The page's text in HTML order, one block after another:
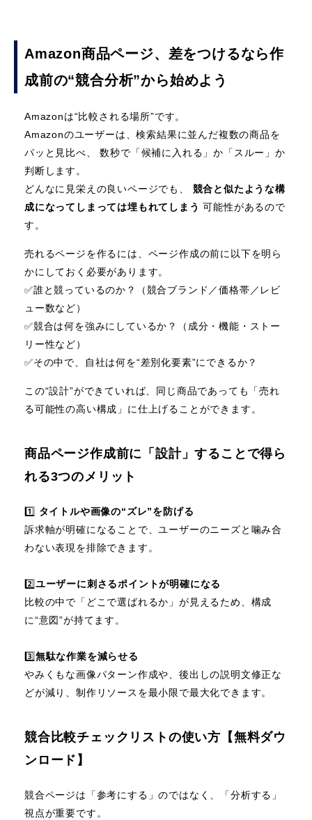
Amazon商品ページ、差をつけるなら作
成前の“競合分析”から始めよう
Amazonは“比較される場所”です。
Amazonのユーザーは、検索結果に並んだ複数の商品を
パッと見比べ、 数秒で「候補に入れる」か「スルー」か
判断します。
どんなに見栄えの良いページでも、 競合と似たような構
成になってしまっては埋もれてしまう 可能性があるので
す。
売れるページを作るには、ページ作成の前に以下を明ら
かにしておく必要があります。
✅️誰と競っているのか？（競合ブランド／価格帯／レビ
ュー数など）
✅️競合は何を強みにしているか？（成分・機能・ストー
リー性など）
✅️その中で、自社は何を“差別化要素”にできるか？
この“設計”ができていれば、同じ商品であっても「売れ
る可能性の高い構成」に仕上げることができます。
商品ページ作成前に「設計」することで得ら
れる3つのメリット
1️⃣ タイトルや画像の“ズレ”を防げる
訴求軸が明確になることで、ユーザーのニーズと噛み合
わない表現を排除できます。
2️⃣ユーザーに刺さるポイントが明確になる
比較の中で「どこで選ばれるか」が見えるため、構成
に“意図”が持てます。
3️⃣無駄な作業を減らせる
やみくもな画像パターン作成や、後出しの説明文修正な
どが減り、制作リソースを最小限で最大化できます。
競合比較チェックリストの使い方【無料ダウ
ンロード】
競合ページは「参考にする」のではなく、「分析する」
視点が重要です。